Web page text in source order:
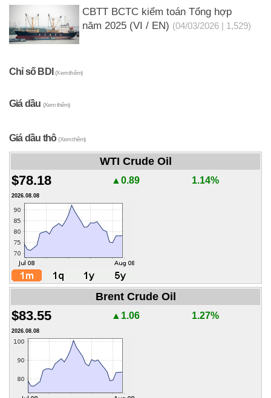
CBTT BCTC kiểm toán Tổng hợp
năm 2025 (VI / EN) (04/03/2026 | 1,529)
Chỉ số BDI(Xem thêm)
Giá dầu (Xem thêm)
Giá dầu thô(Xem thêm)
WTI Crude Oil
$78.18 ▲0.89 1.14%
2026.08.08
Brent Crude Oil
$83.55 ▲1.06 1.27%
2026.08.08